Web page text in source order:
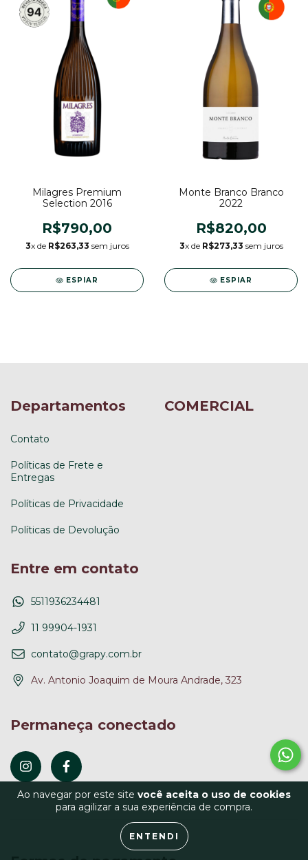
Ao navegar por este site você aceita o uso de cookies
para agilizar a sua experiência de compra.
ENTENDI
Milagres Premium
Selection 2016
R$790,00
3x de R$263,33 sem juros
ESPIAR
Monte Branco Branco
2022
R$820,00
3x de R$273,33 sem juros
ESPIAR
Departamentos
Contato
Políticas de Frete e
Entregas
Políticas de Privacidade
Políticas de Devolução
COMERCIAL
Entre em contato
5511936234481
11 99904-1931
contato@grapy.com.br
Av. Antonio Joaquim de Moura Andrade, 323
Permaneça conectado